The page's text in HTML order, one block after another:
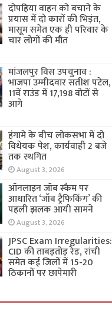
दोपहिया वाहन को बचाने के
प्रयास में दो कारों की भिड़ंत,
मासूम समेत एक ही परिवार के
चार लोगों की मौत
मांजलपुर विस उपचुनाव :
भाजपा उम्मीदवार सतीश पटेल,
11वें राउंड में 17,198 वोटों से
आगे
हंगामे के बीच लोकसभा में दो
विधेयक पेश, कार्यवाही 2 बजे
तक स्थगित
August 3, 2026
ऑनलाइन जॉब स्कैम पर
आधारित ‘जॉब ट्रैफिकिंग’ की
पहली झलक आयी सामने
August 3, 2026
JPSC Exam Irregularities:
CID की ताबड़तोड़ रेड, रांची
समेत कई जिलों में 15-20
ठिकानों पर छापेमारी